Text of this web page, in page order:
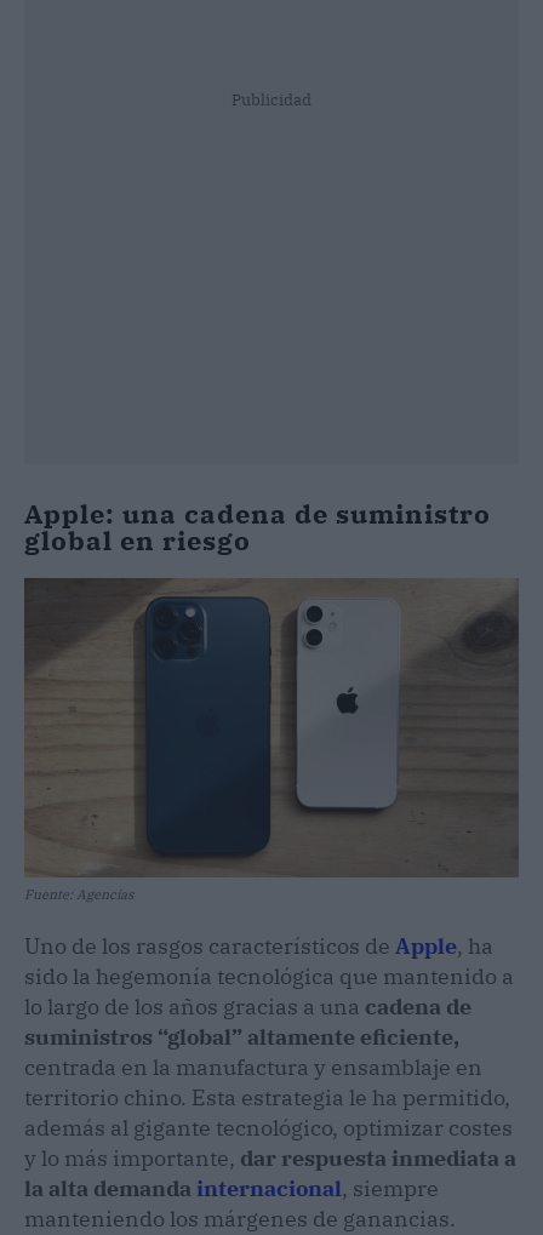
Publicidad
Apple: una cadena de suministro
global en riesgo
Fuente: Agencias
Uno de los rasgos característicos de Apple, ha
sido la hegemonía tecnológica que mantenido a
lo largo de los años gracias a una cadena de
suministros “global” altamente eficiente,
centrada en la manufactura y ensamblaje en
territorio chino. Esta estrategia le ha permitido,
además al gigante tecnológico, optimizar costes
y lo más importante, dar respuesta inmediata a
la alta demanda internacional, siempre
manteniendo los márgenes de ganancias.